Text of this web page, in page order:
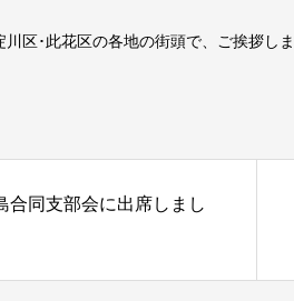
川区･此花区の各地の街頭で、ご挨拶し
合同支部会に出席しまし